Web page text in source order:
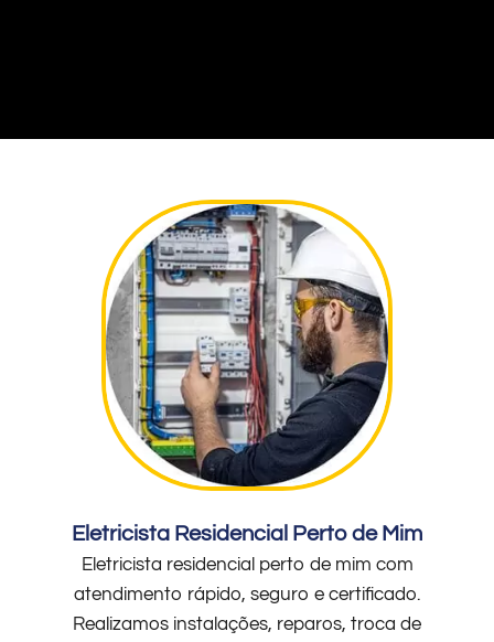
Eletricista Residencial Perto de Mim
Eletricista residencial perto de mim com
atendimento rápido, seguro e certificado.
Realizamos instalações, reparos, troca de